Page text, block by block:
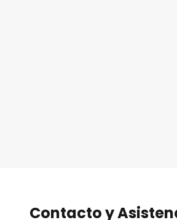
Contacto y